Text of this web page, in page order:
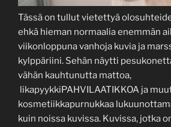
Tässä on tullut vietettyä
ehkä hieman normaalia enemmän
viikonloppuna vanhoja kuvia ja
kylppäriini. Sehän näytti
vähän kauhtunutta mattoa,
likapyykkiPAHVILAATIKKOA ja
kosmetiikkapurnukkaa
kuin noissa kuvissa. Kuvissa, jotka